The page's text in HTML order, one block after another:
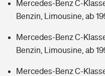
Sie haben Fragen?
Zur Übersicht
Tools
Mercedes-Benz C-
Benzin, Limousine, ab
Mercedes-Benz C-
Benzin, Limousine, ab
Mercedes-Benz C-